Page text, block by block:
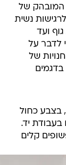
ברובה על השראות אייקוניות וה-DNA המובהק של
נשית
ועד
לדבר על
של
בדגמים
בצבע כחול
יד.
קלים